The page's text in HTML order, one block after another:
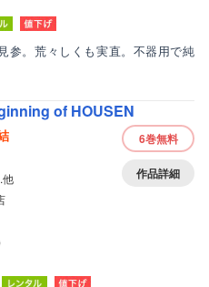
参。荒々しくも実直。不器用で純
of HOUSEN
他
6巻無料
作品詳細